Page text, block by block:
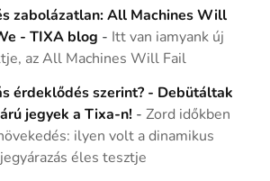
zabolázatlan: All Machines Will
- TIXA blog - Itt van iamyank új
az All Machines Will Fail
érdeklődés szerint? - Debütáltak
jegyek a Tixa-n! -Zord időkben
ilyen volt a dinamikus
jegyárazás éles tesztje